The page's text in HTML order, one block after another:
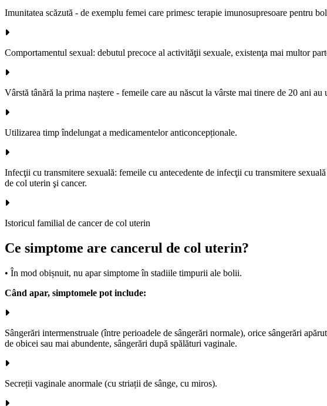
Imunitatea scăzută - de exemplu femei care primesc terapie imunosupresoare pentru
Comportamentul sexual: debutul precoce al activităţii sexuale, existenţa mai multor
Vârstă tânără la prima naștere - femeile care au născut la vârste mai tinere de 20 ani
Utilizarea timp îndelungat a medicamentelor anticoncepționale.
Infecţii cu transmitere sexuală: femeile cu antecedente de infecţii cu transmitere
de col uterin şi cancer.
Istoricul familial de cancer de col uterin
Ce simptome are cancerul de col uterin?
• În mod obișnuit, nu apar simptome în stadiile timpurii ale bolii.
Când apar, simptomele pot include:
Sângerări intermenstruale (între perioadele de sângerări normale), orice sângerări
de obicei sau mai abundente, sângerări după spălături vaginale.
Secreții vaginale anormale (cu striații de sânge, cu miros).